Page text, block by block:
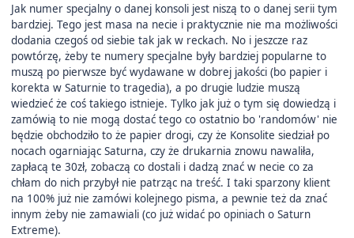
Jak numer specjalny o danej konsoli jest niszą to o danej serii tym
bardziej. Tego jest masa na necie i praktycznie nie ma możliwości
dodania czegoś od siebie tak jak w reckach. No i jeszcze raz
powtórzę, żeby te numery specjalne były bardziej popularne to
muszą po pierwsze być wydawane w dobrej jakości (bo papier i
korekta w Saturnie to tragedia), a po drugie ludzie muszą
wiedzieć że coś takiego istnieje. Tylko jak już o tym się dowiedzą i
zamówią to nie mogą dostać tego co ostatnio bo 'randomów' nie
będzie obchodziło to że papier drogi, czy że Konsolite siedział po
nocach ogarniając Saturna, czy że drukarnia znowu nawaliła,
zapłacą te 30zł, zobaczą co dostali i dadzą znać w necie co za
chłam do nich przybył nie patrząc na treść. I taki sparzony klient
na 100% już nie zamówi kolejnego pisma, a pewnie też da znać
innym żeby nie zamawiali (co już widać po opiniach o Saturn
Extreme).